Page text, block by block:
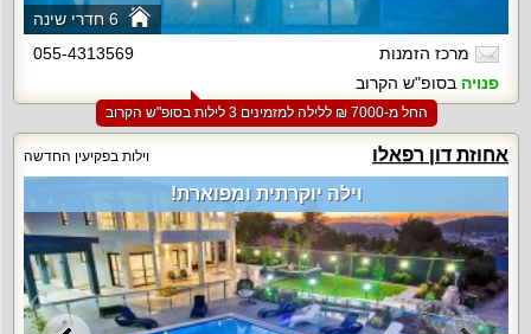
6 חדרי שינה
מרכז הזמנות
055-4313569
פנויה בסופ"ש הקרוב
החל מ-‏7000 ₪ ללילה למזמינים 3 לילות בסופ"ש הקרוב
אחוזת דון רפאלו וילות בפקיעין החדשה
וילה יוקרתית ומפוארת!